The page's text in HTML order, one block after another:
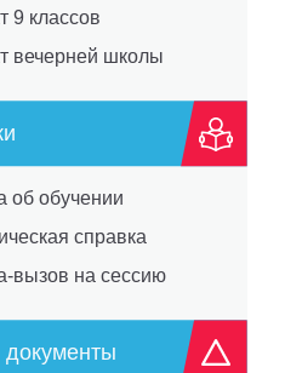
9 классов
вечерней школы
об обучении
справка
вызов на сессию
документы